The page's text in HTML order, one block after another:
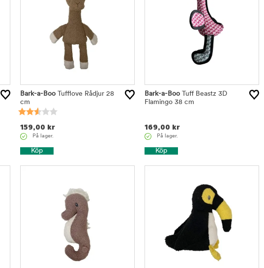
Bark-a-BooTufflove Rådjur 28
cm
159,00 kr
På lager.
Köp
Bark-a-BooTuff Beastz 3D
Flamingo 38 cm
169,00 kr
På lager.
Köp